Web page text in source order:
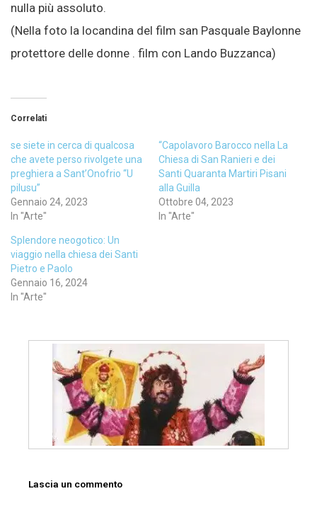
nulla più assoluto.
(Nella foto la locandina del film san Pasquale Baylonne
protettore delle donne . film con Lando Buzzanca)
Correlati
se siete in cerca di qualcosa
che avete perso rivolgete una
preghiera a Sant’Onofrio “U
pilusu”
Gennaio 24, 2023
In "Arte"
“Capolavoro Barocco nella La
Chiesa di San Ranieri e dei
Santi Quaranta Martiri Pisani
alla Guilla
Ottobre 04, 2023
In "Arte"
Splendore neogotico: Un
viaggio nella chiesa dei Santi
Pietro e Paolo
Gennaio 16, 2024
In "Arte"
Lascia un commento